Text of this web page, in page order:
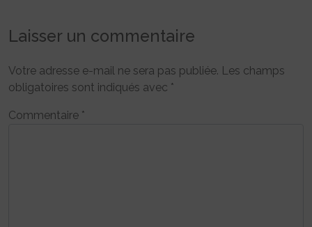
Laisser un commentaire
Votre adresse e-mail ne sera pas publiée. Les champs
obligatoires sont indiqués avec *
Commentaire *